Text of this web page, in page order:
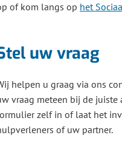
of kom langs op het
uw vraag
helpen u graag via ons
vraag meteen bij de juiste
zelf in of laat het
of uw partner.